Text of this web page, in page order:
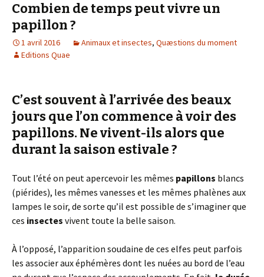
Combien de temps peut vivre un
papillon ?
1 avril 2016 Animaux et insectes, Quæstions du moment
Editions Quae
C’est souvent à l’arrivée des beaux
jours que l’on commence à voir des
papillons. Ne vivent-ils alors que
durant la saison estivale ?
Tout l’été on peut apercevoir les mêmes papillons blancs
(piérides), les mêmes vanesses et les mêmes phalènes aux
lampes le soir, de sorte qu’il est possible de s’imaginer que
ces insectes vivent toute la belle saison.
À l’opposé, l’apparition soudaine de ces elfes peut parfois
les associer aux éphémères dont les nuées au bord de l’eau